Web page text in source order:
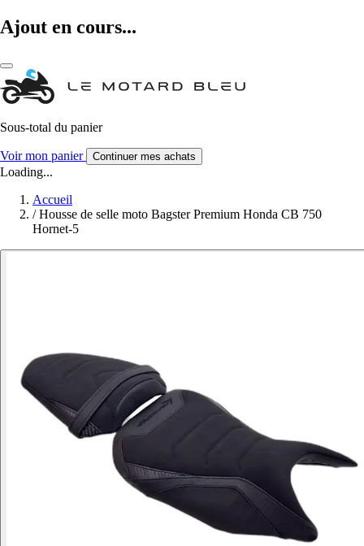
Ajout en cours...
Sous-total du panier
Voir mon panier Continuer mes achats
Loading...
Accueil
/ Housse de selle moto Bagster Premium Honda CB 750
Hornet-5